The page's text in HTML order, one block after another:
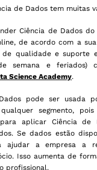
de Dados tem muitas
Ciência de Dados
de acordo com a
de qualidade e suporte
semana e feriados)
Science Academy.
pode ser usada
segmento,
aplicar Ciência
Se dados estão
ajudar a empresa a
Isso aumenta de
profissional.